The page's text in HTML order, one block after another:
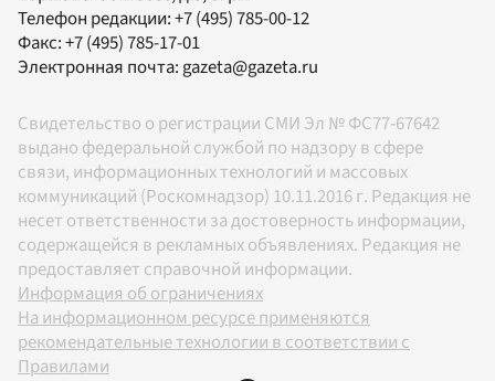
Телефон редакции:+7 (495) 785-00-12
Факс:+7 (495) 785-17-01
Электронная почта:gazeta@gazeta.ru
Свидетельство о регистрации СМИ Эл № ФС77-67642
выдано федеральной службой по надзору в сфере
связи, информационных технологий и массовых
коммуникаций (Роскомнадзор) 10.11.2016 г. Редакция не
несет ответственности за достоверность информации,
содержащейся в рекламных объявлениях. Редакция не
предоставляет справочной информации.
Информация об ограничениях
На информационном ресурсе применяются
рекомендательные технологии в соответствии с
Правилами